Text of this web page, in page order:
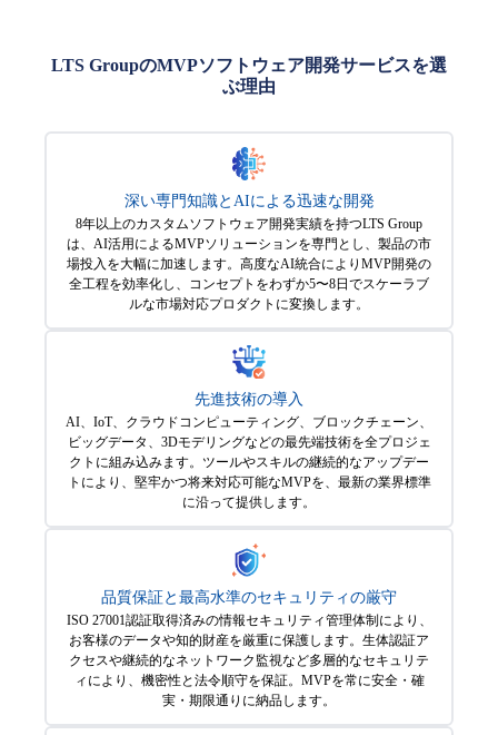
LTS GroupのMVPソフトウェア開発サービスを選
ぶ理由
深い専門知識とAIによる迅速な開発
8年以上のカスタムソフトウェア開発実績を持つLTS Group
は、AI活用によるMVPソリューションを専門とし、製品の市
場投入を大幅に加速します。高度なAI統合によりMVP開発の
全工程を効率化し、コンセプトをわずか5〜8日でスケーラブ
ルな市場対応プロダクトに変換します。
先進技術の導入
AI、IoT、クラウドコンピューティング、ブロックチェーン、
ビッグデータ、3Dモデリングなどの最先端技術を全プロジェ
クトに組み込みます。ツールやスキルの継続的なアップデー
トにより、堅牢かつ将来対応可能なMVPを、最新の業界標準
に沿って提供します。
品質保証と最高水準のセキュリティの厳守
ISO 27001認証取得済みの情報セキュリティ管理体制により、
お客様のデータや知的財産を厳重に保護します。生体認証ア
クセスや継続的なネットワーク監視など多層的なセキュリテ
ィにより、機密性と法令順守を保証。MVPを常に安全・確
実・期限通りに納品します。